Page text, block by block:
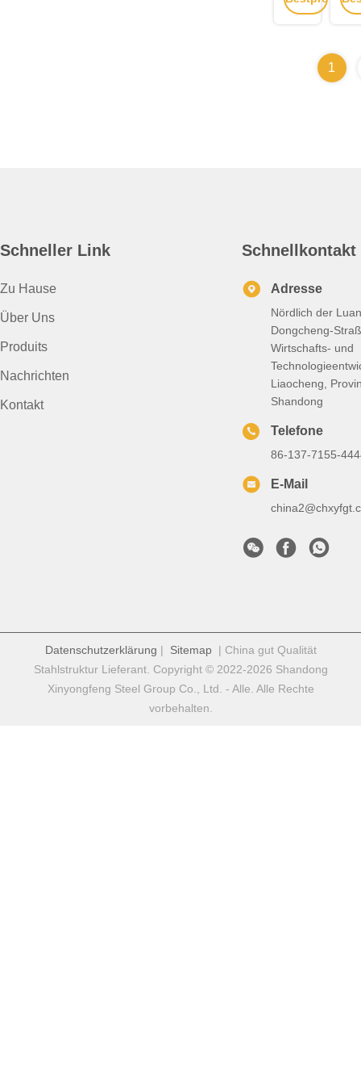
1
Schneller Link
Zu Hause
Über Uns
Produits
Nachrichten
Kontakt
Schnellkontakt
Adresse
Nördlich der
Dongcheng-
Wirtschafts- und
Liaocheng,
Shandong
Telefone
86-137-7155-
E-Mail
Datenschutzerklärung | Sitemap| China gut Qualität
Stahlstruktur Lieferant. Copyright © 2022-2026 Shandong
Xinyongfeng Steel Group Co., Ltd. - Alle. Alle Rechte
vorbehalten.